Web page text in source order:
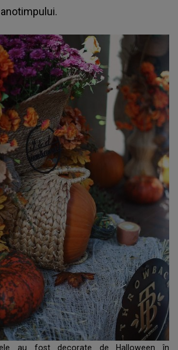
au fost decorate de Halloween în